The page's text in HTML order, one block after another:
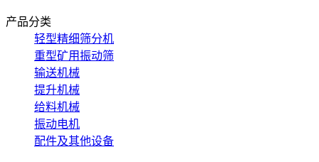
产品分类
轻型精细筛分机
重型矿用振动筛
输送机械
提升机械
给料机械
振动电机
配件及其他设备